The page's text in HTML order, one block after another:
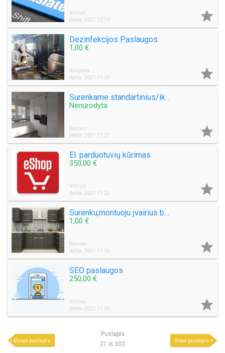
Vilnius
Įkelta: 2021 12 10

Dezinfekcijos Paslaugos
1,00 €
Klaipėda
Įkelta: 2021 11 29

Surenkame standartinius/ikėjos baldus, spintas, komodas ir t.t
Nenurodyta
Kauno r.
Įkelta: 2021 11 22

El. parduotuvių kūrimas
350,00 €
Vilnius
Įkelta: 2021 11 22

Surenku,montuoju įvairius baldus
1,00 €
Kaunas
Įkelta: 2021 11 15

SEO paslaugos
250,00 €
Vilnius
Įkelta: 2021 11 03

Buvęs puslapis Kitas puslapis
Puslapis
21 iš 302